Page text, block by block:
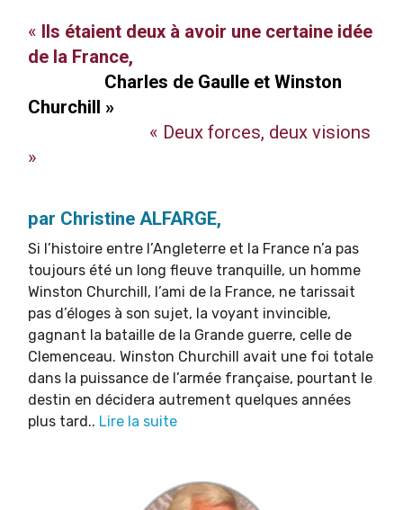
« Ils étaient deux à avoir une certaine idée
de la France,
Charles de Gaulle et Winston
Churchill »
« Deux forces, deux visions
»
par Christine ALFARGE,
Si l’histoire entre l’Angleterre et la France n’a pas
toujours été un long fleuve tranquille, un homme
Winston Churchill, l’ami de la France, ne tarissait
pas d’éloges à son sujet, la voyant invincible,
gagnant la bataille de la Grande guerre, celle de
Clemenceau. Winston Churchill avait une foi totale
dans la puissance de l’armée française, pourtant le
destin en décidera autrement quelques années
plus tard.. Lire la suite